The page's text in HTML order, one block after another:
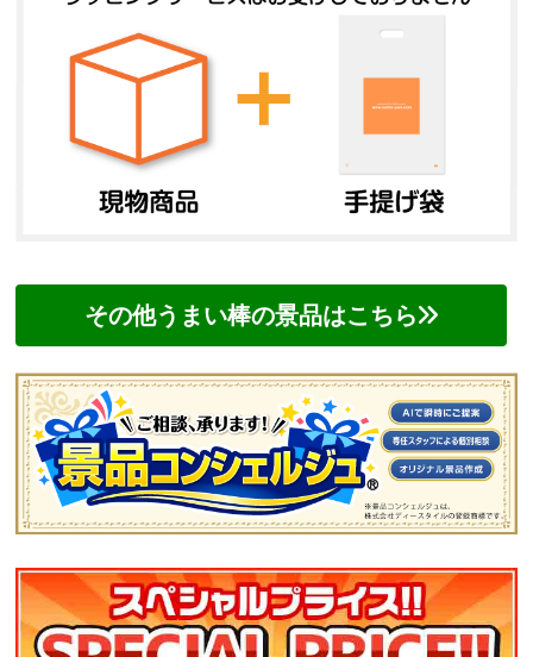
その他うまい棒の景品はこちら